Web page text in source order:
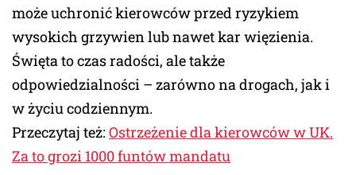
może uchronić kierowców przed ryzykiem
wysokich grzywien lub nawet kar więzienia.
Święta to czas radości, ale także
odpowiedzialności – zarówno na drogach, jak i
w życiu codziennym.
Przeczytaj też: Ostrzeżenie dla kierowców w UK.
Za to grozi 1000 funtów mandatu